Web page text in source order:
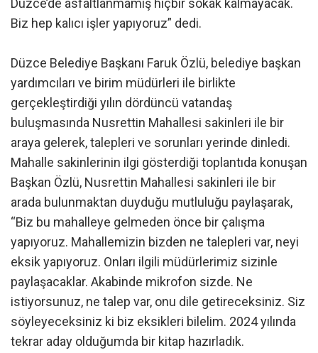
Düzce’de asfaltlanmamış hiçbir sokak kalmayacak.
Biz hep kalıcı işler yapıyoruz” dedi.
Düzce Belediye Başkanı Faruk Özlü, belediye başkan
yardımcıları ve birim müdürleri ile birlikte
gerçekleştirdiği yılın dördüncü vatandaş
buluşmasında Nusrettin Mahallesi sakinleri ile bir
araya gelerek, talepleri ve sorunları yerinde dinledi.
Mahalle sakinlerinin ilgi gösterdiği toplantıda konuşan
Başkan Özlü, Nusrettin Mahallesi sakinleri ile bir
arada bulunmaktan duyduğu mutluluğu paylaşarak,
“Biz bu mahalleye gelmeden önce bir çalışma
yapıyoruz. Mahallemizin bizden ne talepleri var, neyi
eksik yapıyoruz. Onları ilgili müdürlerimiz sizinle
paylaşacaklar. Akabinde mikrofon sizde. Ne
istiyorsunuz, ne talep var, onu dile getireceksiniz. Siz
söyleyeceksiniz ki biz eksikleri bilelim. 2024 yılında
tekrar aday olduğumda bir kitap hazırladık.